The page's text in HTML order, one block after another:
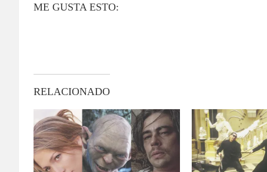
ME GUSTA ESTO:
RELACIONADO